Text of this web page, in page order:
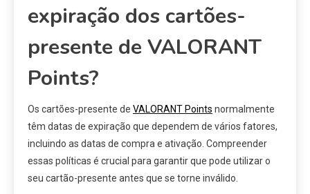
expiração dos cartões-
presente de VALORANT
Points?
Os cartões-presente de VALORANT Points normalmente
têm datas de expiração que dependem de vários fatores,
incluindo as datas de compra e ativação. Compreender
essas políticas é crucial para garantir que pode utilizar o
seu cartão-presente antes que se torne inválido.